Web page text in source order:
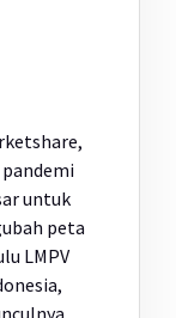
untuk
peta
LMPV